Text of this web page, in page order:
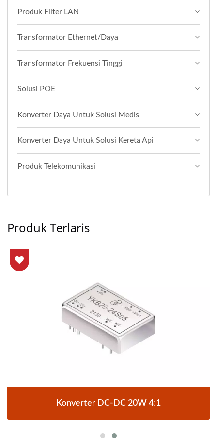
Produk Filter LAN
Transformator Ethernet/Daya
Transformator Frekuensi Tinggi
Solusi POE
Konverter Daya Untuk Solusi Medis
Konverter Daya Untuk Solusi Kereta Api
Produk Telekomunikasi
Produk Terlaris
Konverter DC-DC 20W 4:1